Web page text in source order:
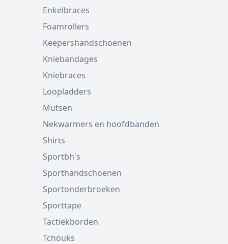
Enkelbraces
Foamrollers
Keepershandschoenen
Kniebandages
Kniebraces
Loopladders
Mutsen
Nekwarmers en hoofdbanden
Shirts
Sportbh's
Sporthandschoenen
Sportonderbroeken
Sporttape
Tactiekborden
Tchouks